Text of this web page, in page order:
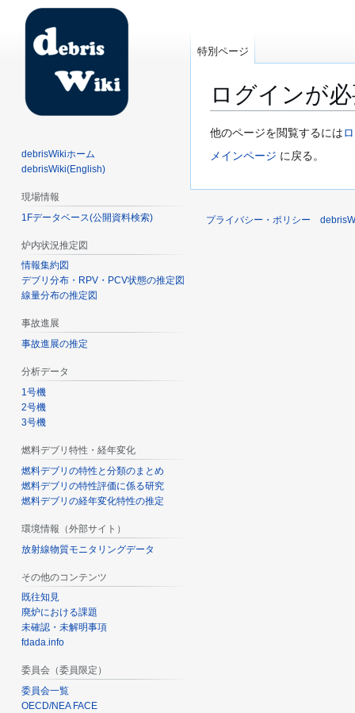
ログインが
ナ
ビ
ョ
検
索
他のページを閲覧するには
メインページ に戻る。
特別ページ
debrisWikiホーム
debrisWiki(English)
現場情報
1Fデータベース(公開資料検索)
炉内状況推定図
情報集約図
デブリ分布・RPV・PCV状態の推定図
線量分布の推定図
事故進展
事故進展の推定
分析データ
1号機
2号機
3号機
燃料デブリ特性・経年変化
燃料デブリの特性と分類のまとめ
燃料デブリの特性評価に係る研究
燃料デブリの経年変化特性の推定
環境情報（外部サイト）
放射線物質モニタリングデータ
その他のコンテンツ
既往知見
廃炉における課題
未確認・未解明事項
fdada.info
委員会（委員限定）
委員会一覧
OECD/NEA FACE
プライバシー・ポリシー